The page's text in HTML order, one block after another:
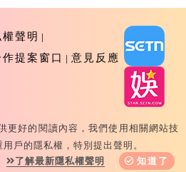
權聲明
作提案窗口 意見反應
究 台北市內湖區舊宗路一段159
8792-8888
更好的閱讀內容，我們使用相關網站技
戶的隱私權，特別提出聲明。
了解最新隱私權聲明
知道了